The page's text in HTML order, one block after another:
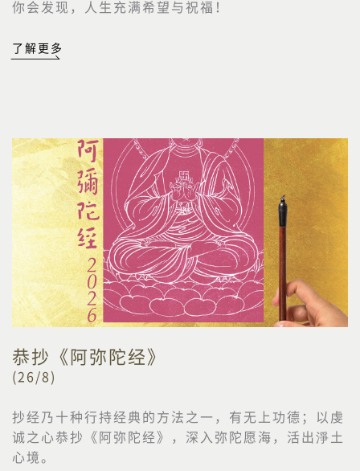
你会发现，人生充满希望与祝福！
了解更多
恭抄《阿弥陀经》
(26/8)
抄经乃十种行持经典的方法之一，有无上功德；以虔
诚之心恭抄《阿弥陀经》，深入弥陀愿海，活出淨土
心境。